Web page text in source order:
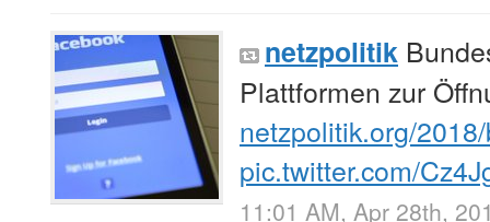
netzpolitik
Plattformen zur
netzpolitik.org/
pic.twitter.com/
11:01 AM, Apr 28th,